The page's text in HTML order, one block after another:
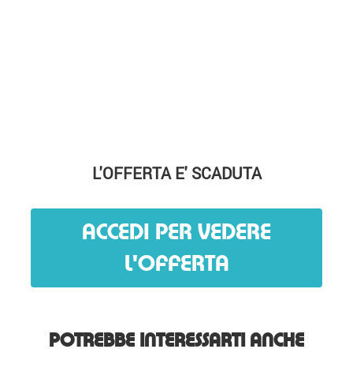
L'OFFERTA E' SCADUTA
ACCEDI PER VEDERE
L'OFFERTA
POTREBBE INTERESSARTI ANCHE